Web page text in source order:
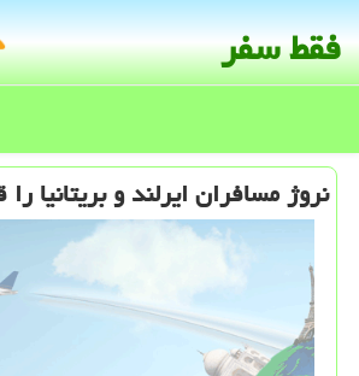
فقط سفر
نروژ مسافران ایرلند و بریتانیا